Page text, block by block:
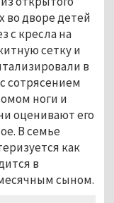
во дворе детей
с кресла на
сетку и
в
сотрясением
ноги и
оценивают его
В семье
как
в
сыном.